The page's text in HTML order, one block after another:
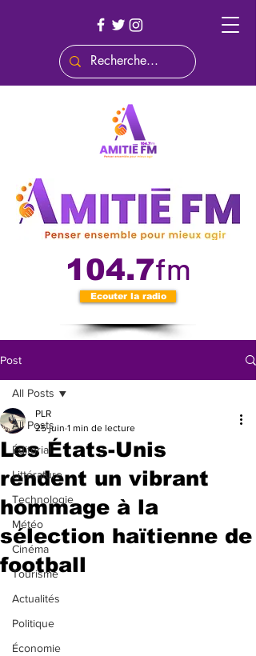
104.7fm
Ecouter la radio
Post
All Posts
Éditorial
Littérature
Technologie
Météo
Cinéma
Tourisme
Actualités
Politique
Économie
All Posts
Les États-Unis
rendent un vibrant
hommage à la
sélection haïtienne de
football
PLR
25 juin 1 min de lecture